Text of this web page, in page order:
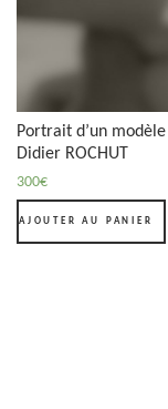
Portrait d’un
Didier ROCHUT
300€
AJOUTER AU PANIER